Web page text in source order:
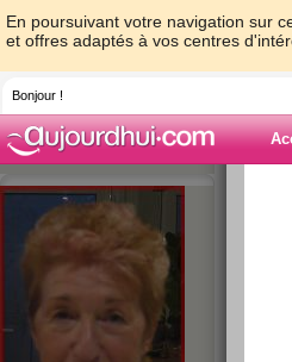
En poursuivant votre navigation sur
et offres adaptés à vos centres
Bonjour !